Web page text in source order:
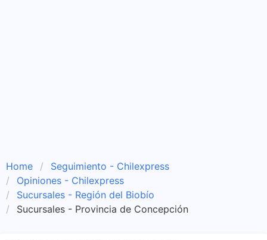
Home
Seguimiento - Chilexpress
Opiniones - Chilexpress
Sucursales - Región del Biobío
Sucursales - Provincia de Concepción